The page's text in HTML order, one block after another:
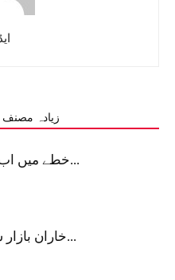
زیادہ
خطے میں اب ایک نیوآرڈر نا...
خاران بازار سے دن دہاڑے ا...